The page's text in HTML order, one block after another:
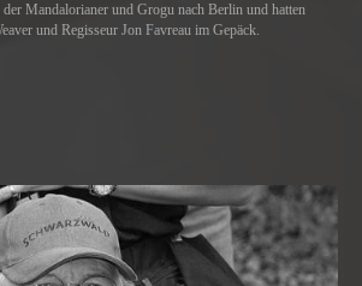
der Mandalorianer und Grogu nach Berlin und hatten
und Regisseur Jon Favreau im Gepäck.